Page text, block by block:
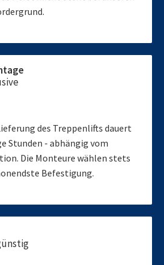
des Treppenlifts dauert
Stunden - abhängig vom
Die Monteure wählen stets
Befestigung.